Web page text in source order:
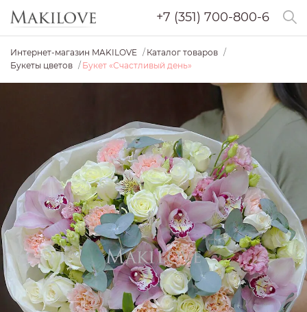
+7 (351) 700-800-6
Интернет-магазин MAKILOVE
Каталог товаров
Букеты цветов
Букет «Счастливый день»